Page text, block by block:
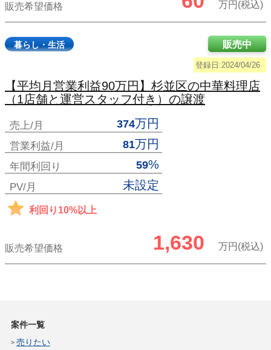
販売希望価格 万円(税込)
暮らし・生活
登録日:2024/04/26
販売中
【平均月営業利益90万円】杉並区の中華料理店
（1店舗と運営スタッフ付き）の譲渡
売上/月 374万円
営業利益/月 81万円
年間利回り 59%
PV/月 未設定
利回り10%以上
販売希望価格 1,630 万円(税込)
案件一覧
売りたい